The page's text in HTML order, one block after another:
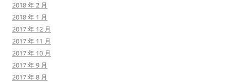
2018 年 2 月
2018 年 1 月
2017 年 12 月
2017 年 11 月
2017 年 10 月
2017 年 9 月
2017 年 8 月